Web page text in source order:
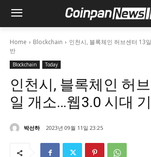
Home Blockchain
인천시, 블록체인 허브센터 13
반
Blockchain Today
인천시, 블록체인 허
일 개소…웹3.0 시대
박선하 2023년 09월 11일 23:25